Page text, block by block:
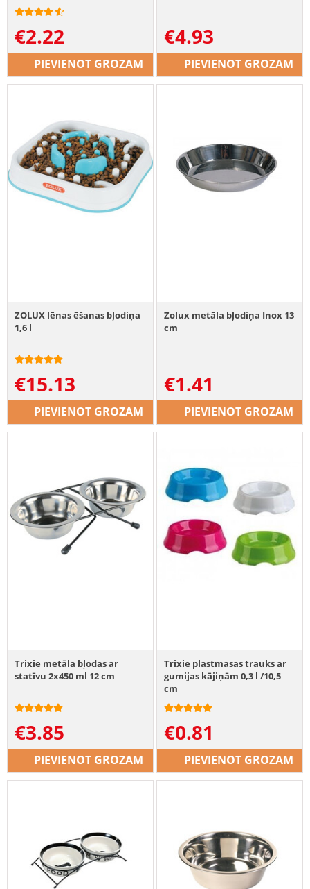
€2.22
PIEVIENOT GROZAM
€4.93
PIEVIENOT GROZAM
ZOLUX lēnas ēšanas bļodiņa
1,6 l
€15.13
PIEVIENOT GROZAM
Zolux metāla bļodiņa Inox 13
cm
€1.41
PIEVIENOT GROZAM
Trixie metāla bļodas ar
statīvu 2x450 ml 12 cm
€3.85
PIEVIENOT GROZAM
Trixie plastmasas trauks ar
gumijas kājiņām 0,3 l /10,5
cm
€0.81
PIEVIENOT GROZAM